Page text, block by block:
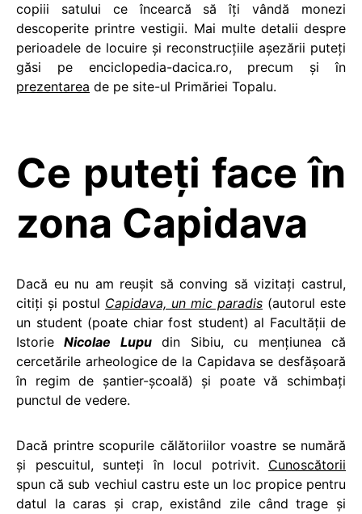
copiii satului ce încearcă să îţi vândă monezi
descoperite printre vestigii. Mai multe detalii despre
perioadele de locuire şi reconstrucţiile aşezării puteţi
găsi pe enciclopedia-dacica.ro, precum şi în
prezentarea de pe site-ul Primăriei Topalu.
Ce puteţi face în
zona Capidava
Dacă eu nu am reuşit să conving să vizitaţi castrul,
citiţi şi postul Capidava, un mic paradis (autorul este
un student (poate chiar fost student) al Facultăţii de
IstorieNicolae Lupudin Sibiu, cu menţiunea că
cercetările arheologice de la Capidava se desfăşoară
în regim de şantier-şcoală) şi poate vă schimbaţi
punctul de vedere.
Dacă printre scopurile călătoriilor voastre se numără
şi pescuitul, sunteţi în locul potrivit. Cunoscătorii
spun că sub vechiul castru este un loc propice pentru
datul la caras şi crap, existând zile când trage şi